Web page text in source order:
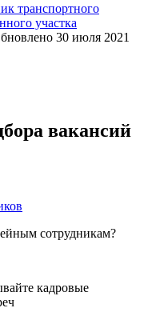
транспортного
участка
30 июля 2021
вакансий
сотрудникам?
кадровые